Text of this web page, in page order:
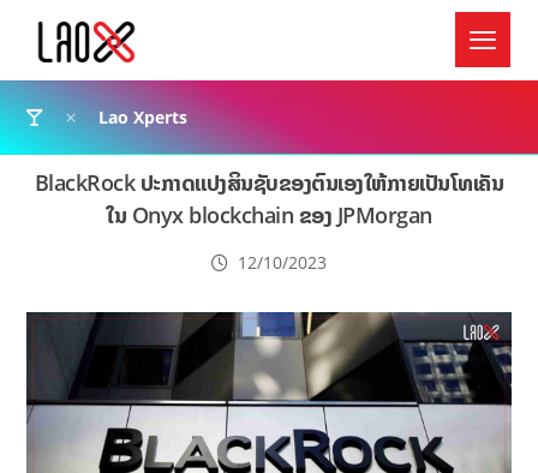
Lao Xperts
BlackRock ປະກາດແປງສິນຊັບຂອງຕົນເອງໃຫ້ກາຍເປັນໂທເຄັນ
ໃນ Onyx blockchain ຂອງ JPMorgan
12/10/2023